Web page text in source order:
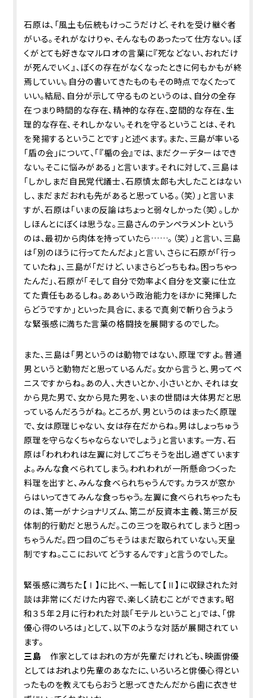
石原は、「風土も伝統もけっこうだけど、それを受け継ぐ者
がいる。それがなけりゃ、そんなものあったって仕方ない。ぼ
くがとても好きなマルロオの言葉に『死などない、おれだけ
が死んでいく』、ぼくの存在がなくなったときに何もかもが終
焉していい。自分の書いてきたものもその時点でなくたって
いい。結局、自分が示して守るものというのは、自分の全存
在つまり時間的な存在、精神的な存在、空間的な存在、生
理的な存在、それしかない。それを守るということは、それ
を発揚するということです」と述べます。また、三島が率いる
「盾の会」について、「『楯の会』では、まだクーデターはでき
ない。そこに悩みがある」と言います。それに対して、三島は
「しかしまだ自民党代議士、石原慎太郎も大したことはない
し、まだまだおれも先があると思っている。（笑）」と言いま
すが、石原は「いまの反論はちょっと弱々しかった（笑）。しか
しほんとにぼくは思うな。三島さんのテンペラメントという
のは、最初から肉体を持っていたら……。（笑）」と言い、三島
は「別のほうに行ってたんだよ」と言い、さらに石原が「行っ
ていたね」、三島が「だけど、いまさらどっちもね。困っちゃっ
たんだ」、石原が「そして自分で効率よく自分を文豪に仕立
てた責任もあるしね。ああいう政治能力をほかに発揮した
らどうですか」といった具合に、まるで真剣で斬り合うよう
な緊張感に満ちた言葉の格闘技を展開するのでした。
また、三島は「男というのは動物ではない、原理ですよ。普通
男というと動物だと思っているんだ。女から言うと、男ってペ
ニスですからね。あの人、大きいとか、小さいとか、それは女
から見た男で、女から見た男を、いまの世間は大体男だと思
っているんだろうがね。ところが、男というのはまったく原理
で、女は原理じゃない、女は存在だからね。男はしょっちゅう
原理を守らなくちゃならないでしょう」と言います。一方、石
原は「われわれは左翼に対してごちそうを出し過ぎています
よ。みんな食べられてしまう。われわれが一所懸命つくった
料理を出すと、みんな食べられちゃうんです。カラスが窓か
らはいってきてみんな食っちゃう。左翼に食べられちゃったも
のは、第一がナショナリズム、第二が反資本主義、第三が反
体制的行動だと思うんだ。この三つを取られてしまうと困っ
ちゃうんだ。四つ目のごちそうはまだ取られていない。天皇
制ですね。ここにおいてどうするんです」と言うのでした。
緊張感に満ちた【Ⅰ】に比べ、一転して【Ⅱ】に収録された対
談は非常にくだけた内容で、楽しく読むことができます。昭
和３５年２月に行われた対談「モテルということ」では、「俳
優心得のいろは」として、以下のような対話が展開されてい
ます。
三島 作家としてはおれの方が先輩だけれども、映画俳優
としてはおれより先輩のあなたに、いろいろと俳優心得とい
ったものを教えてもらおうと思ってきたんだから歯に衣きせ